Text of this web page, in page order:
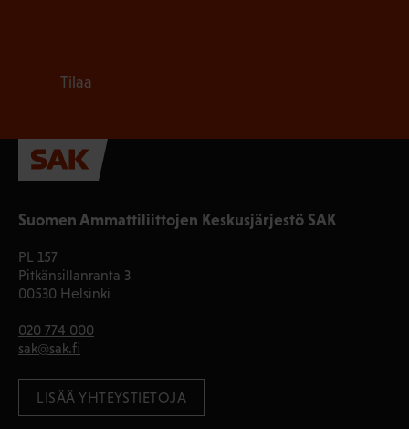
Suomen Ammattiliittojen Keskusjärjestö SAK
PL 157
Pitkänsillanranta 3
00530 Helsinki
020 774 000
sak@sak.fi
LISÄÄ YHTEYSTIETOJA
Tilaa